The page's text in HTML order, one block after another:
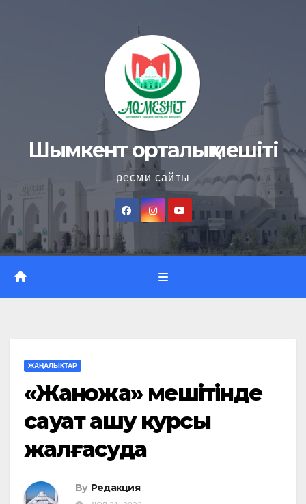
Шымкент орталық мешіті
ресми сайты
ЖАҢАЛЫҚТАР
«Жанқожа» мешітінде
сауат ашу курсы
жалғасуда
By Редакция